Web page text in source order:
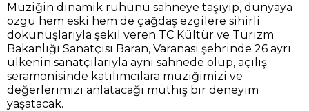
Müziğin dinamik ruhunu sahneye taşıyıp, dünyaya
özgü hem eski hem de çağdaş ezgilere sihirli
dokunuşlarıyla şekil veren TC Kültür ve Turizm
Bakanlığı Sanatçısı Baran, Varanasi şehrinde 26 ayrı
ülkenin sanatçılarıyla aynı sahnede olup, açılış
seramonisinde katılımcılara müziğimizi ve
değerlerimizi anlatacağı müthiş bir deneyim
yaşatacak.